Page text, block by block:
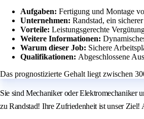
Aufgaben: Fertigung und Montage
Unternehmen: Randstad, ein
Vorteile: Leistungsgerechte
Weitere Informationen:
Warum dieser Job: Sichere
Qualifikationen: Abgeschlossene
Das prognostizierte Gehalt liegt zwischen
Sie sind Mechaniker oder Elektromechaniker
zu Randstad! Ihre Zufriedenheit ist unser Ziel!